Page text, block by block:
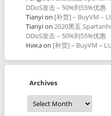
DDoS攻击 – 50%到55%优惠
Tianyion [补货] – BuyVM –
Tianyion 2020黑五
DDoS攻击 – 50%到55%优惠
Никаon [补货] – BuyVM –
Archives
Archives